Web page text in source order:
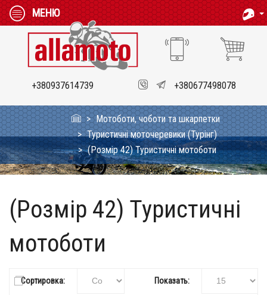
МЕНЮ
+380937614739 +380677498078
Мотоботи, чоботи та шкарпетки
Туристичні моточеревики (Турінг)
(Розмір 42) Туристичні мотоботи
(Розмір 42) Туристичні
мотоботи
Сортировка: Показать: